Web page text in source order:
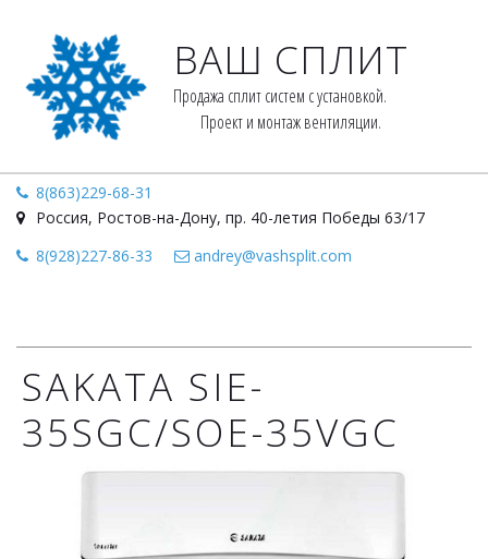
ВАШ СПЛИТ
Продажа сплит систем с установкой.
Проект и монтаж вентиляции.
8(863)229-68-31
Россия, Ростов-на-Дону, пр. 40-летия Победы 63/17
8(928)227-86-33
andrey@vashsplit.com
SAKATA SIE-
35SGC/SOE-35VGC